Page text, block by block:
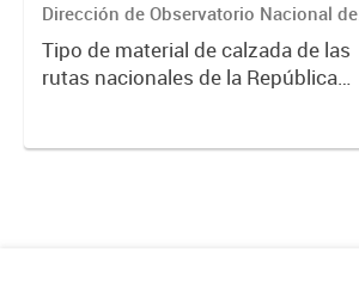
Dirección de Observatorio Nacional de
Transporte
Tipo de material de calzada de las
rutas nacionales de la República
2019.